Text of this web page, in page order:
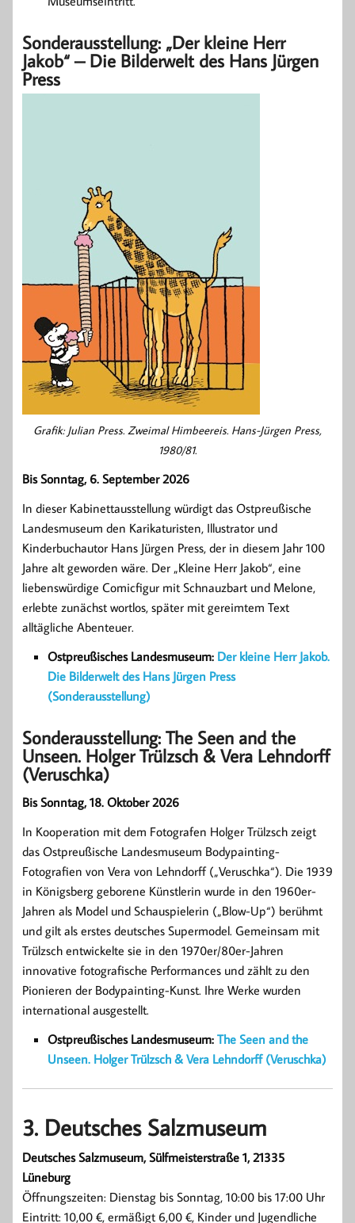
Sonderausstellung: „Der kleine Herr
Jakob“ – Die Bilderwelt des Hans Jürgen
Press
Grafik: Julian Press. Zweimal Himbeereis. Hans-Jürgen Press,
1980/81.
Bis Sonntag, 6. September 2026
In dieser Kabinettausstellung würdigt das Ostpreußische
Landesmuseum den Karikaturisten, Illustrator und
Kinderbuchautor Hans Jürgen Press, der in diesem Jahr 100
Jahre alt geworden wäre. Der „Kleine Herr Jakob“, eine
liebenswürdige Comicfigur mit Schnauzbart und Melone,
erlebte zunächst wortlos, später mit gereimtem Text
alltägliche Abenteuer.
Ostpreußisches Landesmuseum: Der kleine Herr Jakob.
Die Bilderwelt des Hans Jürgen Press
(Sonderausstellung)
Sonderausstellung: The Seen and the
Unseen. Holger Trülzsch & Vera Lehndorff
(Veruschka)
Bis Sonntag, 18. Oktober 2026
In Kooperation mit dem Fotografen Holger Trülzsch zeigt
das Ostpreußische Landesmuseum Bodypainting-
Fotografien von Vera von Lehndorff („Veruschka“). Die 1939
in Königsberg geborene Künstlerin wurde in den 1960er-
Jahren als Model und Schauspielerin („Blow-Up“) berühmt
und gilt als erstes deutsches Supermodel. Gemeinsam mit
Trülzsch entwickelte sie in den 1970er/80er-Jahren
innovative fotografische Performances und zählt zu den
Pionieren der Bodypainting-Kunst. Ihre Werke wurden
international ausgestellt.
Ostpreußisches Landesmuseum: The Seen and the
Unseen. Holger Trülzsch & Vera Lehndorff (Veruschka)
3. Deutsches Salzmuseum
Deutsches Salzmuseum, Sülfmeisterstraße 1, 21335
Lüneburg
Öffnungszeiten: Dienstag bis Sonntag, 10:00 bis 17:00 Uhr
Eintritt: 10,00 €, ermäßigt 6,00 €, Kinder und Jugendliche